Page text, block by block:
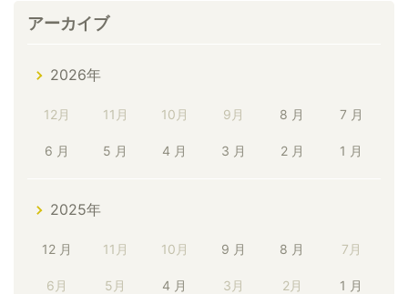
アーカイブ
2026年
12月 11月 10月 9月 8 月 7 月
6 月 5 月 4 月 3 月 2 月 1 月
2025年
12 月 11月 10月 9 月 8 月 7月
6月 5月 4 月 3月 2月 1 月